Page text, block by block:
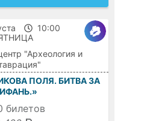
10:00
"Археология и
ПОЛЯ. БИТВА ЗА
билетов